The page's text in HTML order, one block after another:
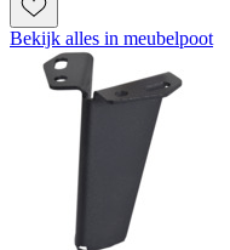
Bekijk alles in meubelpoot